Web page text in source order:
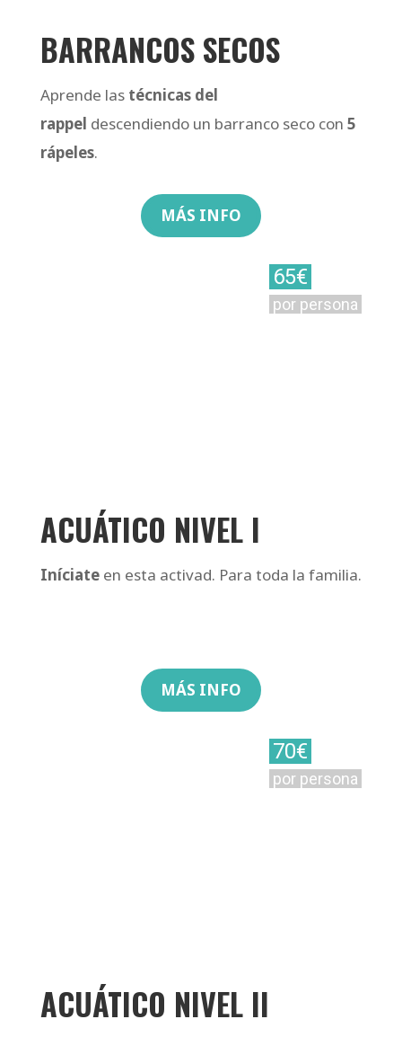
BARRANCOS SECOS
Aprende las técnicas del
rappel descendiendo un barranco seco con 5
rápeles.
MÁS INFO
65€
por persona
ACUÁTICO NIVEL I
Iníciateen esta activad. Para toda la familia.
MÁS INFO
70€
por persona
ACUÁTICO NIVEL II